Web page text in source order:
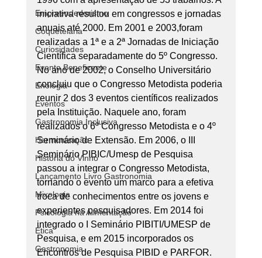
Empreendedorismo
Coquetelaria
Curiosidades
Evento Beneficente
Enologia
Eventos
Gastronomia Inclusiva
Harmonização
História do Vinho
Lançamento Livro Gastronomia
Mixologia
Psicologia na Alimentação
Ética
Gastronomia
iniciativa resultou em congressos e jornadas
anuais até 2000. Em 2001 e 2003,foram
realizadas a 1ª e a 2ª Jornadas de Iniciação
Científica separadamente do 5º Congresso.
No ano de 2002, o Conselho Universitário
concluiu que o Congresso Metodista poderia
reunir 2 dos 3 eventos científicos realizados
pela Instituição. Naquele ano, foram
realizados o 6º Congresso Metodista e o 4º
Seminário de Extensão. Em 2006, o III
Seminário PIBIC/Umesp de Pesquisa
passou a integrar o Congresso Metodista,
tornando o evento um marco para a efetiva
troca de conhecimentos entre os jovens e
experientes pesquisadores. Em 2014 foi
integrado o I Seminário PIBITI/UMESP de
Pesquisa, e em 2015 incorporados os
Encontros de Pesquisa PIBID e PARFOR.